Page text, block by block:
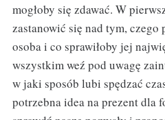
mogłoby się zdawać. W
zastanowić się nad tym, czego
osoba i co sprawiłoby jej
wszystkim weź pod uwagę
w jaki sposób lubi spędzać
potrzebna idea na prezent dla